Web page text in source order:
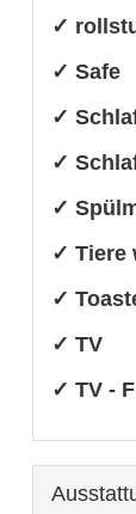
✓
✓ Safe
✓
✓
✓
✓ Tiere
✓
✓ TV
✓ TV -